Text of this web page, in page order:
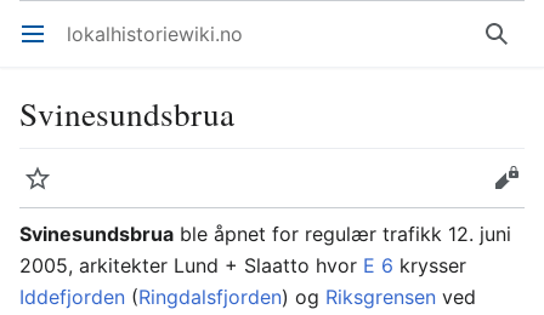
Åpne hovedmenyen lokalhistoriewiki.no Søk
Svinesundsbrua
Overvåk
Rediger
Svinesundsbrua ble åpnet for regulær trafikk 12. juni
2005, arkitekter Lund + Slaatto hvor E 6 krysser
Iddefjorden (Ringdalsfjorden) og Riksgrensen ved